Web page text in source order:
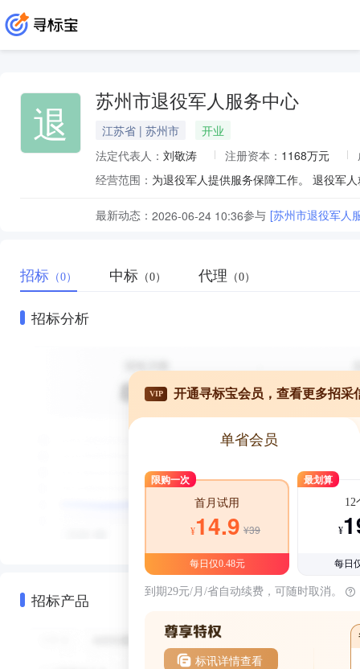
退 苏州市退役军人服务中心
江苏省 | 苏州市
开业
法定代表人： 刘敬涛 注册资本： 1168万元
经营范围：
最新动态： 2026-06-24 10:36参与 [苏州市退役军人
招标 （0） 中标 （0） 代理 （0）
招标分析
招标产品
VIP 开通寻标宝会员，查看更多招采
单省会员
限购一次
首月试用
¥14.9 ¥39
每日仅0.48元
最划算
12
¥
每日
到期29元/月/省自动续费，可随时取消。
标讯详情查看